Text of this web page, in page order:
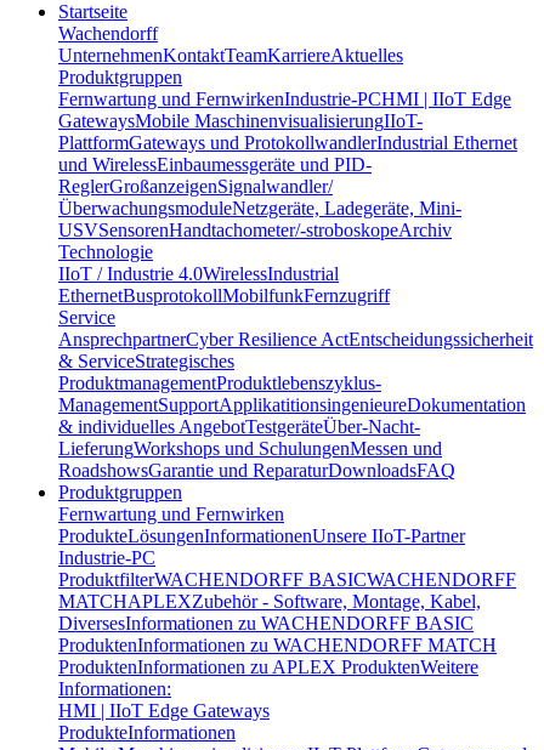
Startseite
Wachendorff
UnternehmenKontaktTeamKarriereAktuelles
Produktgruppen
Fernwartung und FernwirkenIndustrie-PCHMI | IIoT Edge
GatewaysMobile MaschinenvisualisierungIIoT-
PlattformGateways und ProtokollwandlerIndustrial Ethernet
und WirelessEinbaumessgeräte und PID-
ReglerGroßanzeigenSignalwandler/
ÜberwachungsmoduleNetzgeräte, Ladegeräte, Mini-
USVSensorenHandtachometer/-stroboskopeArchiv
Technologie
IIoT / Industrie 4.0WirelessIndustrial
EthernetBusprotokollMobilfunkFernzugriff
Service
AnsprechpartnerCyber Resilience ActEntscheidungssicherheit
& ServiceStrategisches
ProduktmanagementProduktlebenszyklus-
ManagementSupportApplikatitionsingenieureDokumentation
& individuelles AngebotTestgeräteÜber-Nacht-
LieferungWorkshops und SchulungenMessen und
RoadshowsGarantie und ReparaturDownloadsFAQ
Produktgruppen
Fernwartung und Fernwirken
ProdukteLösungenInformationenUnsere IIoT-Partner
Industrie-PC
ProduktfilterWACHENDORFF BASICWACHENDORFF
MATCHAPLEXZubehör - Software, Montage, Kabel,
DiversesInformationen zu WACHENDORFF BASIC
ProduktenInformationen zu WACHENDORFF MATCH
ProduktenInformationen zu APLEX ProduktenWeitere
Informationen:
HMI | IIoT Edge Gateways
ProdukteInformationen